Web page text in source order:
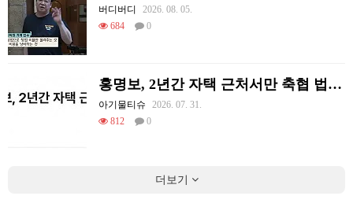
버디버디
2026. 08. 05.
684
0
홍명보, 2년간 자택 근처서만 축협 법카 1400만원 썼다
아기물티슈
2026. 07. 31.
812
0
더보기